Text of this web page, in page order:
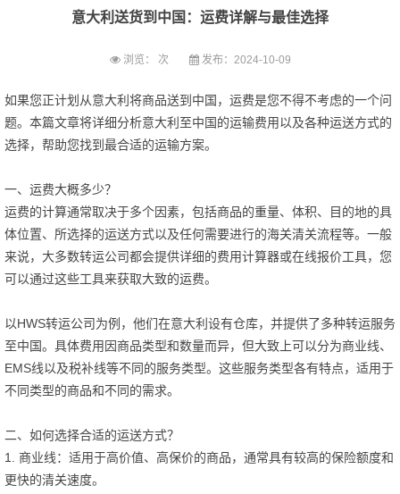
意大利送货到中国：运费详解与最佳选择
浏览： 次 发布：2024-10-09
如果您正计划从意大利将商品送到中国，运费是您不得不考虑的一个问
题。本篇文章将详细分析意大利至中国的运输费用以及各种运送方式的
选择，帮助您找到最合适的运输方案。
一、运费大概多少？
运费的计算通常取决于多个因素，包括商品的重量、体积、目的地的具
体位置、所选择的运送方式以及任何需要进行的海关清关流程等。一般
来说，大多数转运公司都会提供详细的费用计算器或在线报价工具，您
可以通过这些工具来获取大致的运费。
以HWS转运公司为例，他们在意大利设有仓库，并提供了多种转运服务
至中国。具体费用因商品类型和数量而异，但大致上可以分为商业线、
EMS线以及税补线等不同的服务类型。这些服务类型各有特点，适用于
不同类型的商品和不同的需求。
二、如何选择合适的运送方式？
1. 商业线：适用于高价值、高保价的商品，通常具有较高的保险额度和
更快的清关速度。